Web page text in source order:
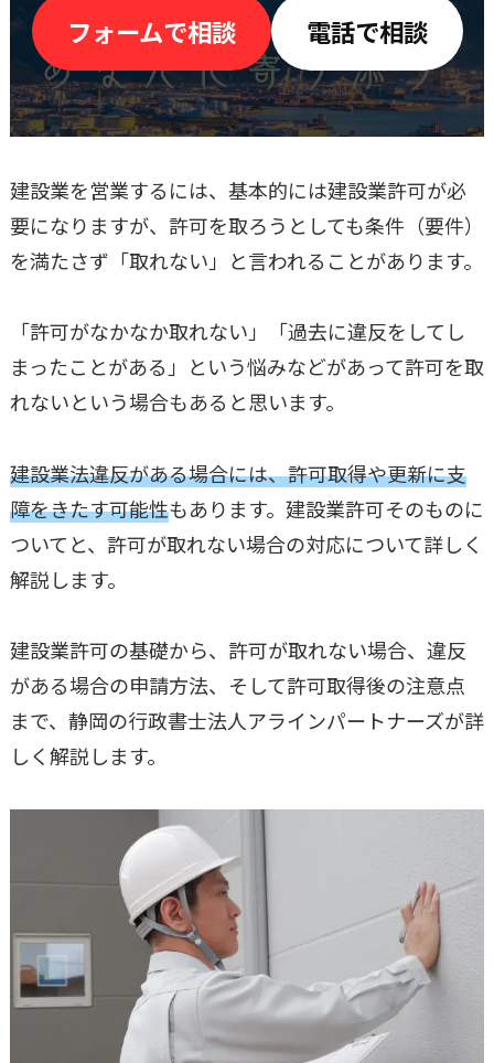
フォームで相談 電話で相談
建設業を営業するには、基本的には建設業許可が必
要になりますが、許可を取ろうとしても条件（要件）
を満たさず「取れない」と言われることがあります。
「許可がなかなか取れない」「過去に違反をしてし
まったことがある」という悩みなどがあって許可を取
れないという場合もあると思います。
建設業法違反がある場合には、許可取得や更新に支
障をきたす可能性もあります。建設業許可そのものに
ついてと、許可が取れない場合の対応について詳しく
解説します。
建設業許可の基礎から、許可が取れない場合、違反
がある場合の申請方法、そして許可取得後の注意点
まで、静岡の行政書士法人アラインパートナーズが詳
しく解説します。